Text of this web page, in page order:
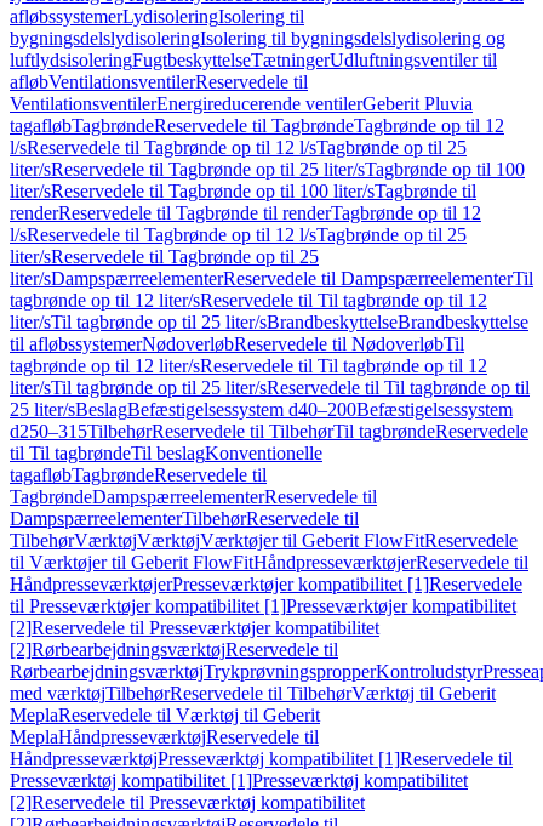
afløbssystemerLydisoleringIsolering til
bygningsdelslydisoleringIsolering til bygningsdelslydisolering og
luftlydsisoleringFugtbeskyttelseTætningerUdluftningsventiler til
afløbVentilationsventilerReservedele til
VentilationsventilerEnergireducerende ventilerGeberit Pluvia
tagafløbTagbrøndeReservedele til TagbrøndeTagbrønde op til 12
l/sReservedele til Tagbrønde op til 12 l/sTagbrønde op til 25
liter/sReservedele til Tagbrønde op til 25 liter/sTagbrønde op til 100
liter/sReservedele til Tagbrønde op til 100 liter/sTagbrønde til
renderReservedele til Tagbrønde til renderTagbrønde op til 12
l/sReservedele til Tagbrønde op til 12 l/sTagbrønde op til 25
liter/sReservedele til Tagbrønde op til 25
liter/sDampspærreelementerReservedele til DampspærreelementerTil
tagbrønde op til 12 liter/sReservedele til Til tagbrønde op til 12
liter/sTil tagbrønde op til 25 liter/sBrandbeskyttelseBrandbeskyttelse
til afløbssystemerNødoverløbReservedele til NødoverløbTil
tagbrønde op til 12 liter/sReservedele til Til tagbrønde op til 12
liter/sTil tagbrønde op til 25 liter/sReservedele til Til tagbrønde op til
25 liter/sBeslagBefæstigelsessystem d40–200Befæstigelsessystem
d250–315TilbehørReservedele til TilbehørTil tagbrøndeReservedele
til Til tagbrøndeTil beslagKonventionelle
tagafløbTagbrøndeReservedele til
TagbrøndeDampspærreelementerReservedele til
DampspærreelementerTilbehørReservedele til
TilbehørVærktøjVærktøjVærktøjer til Geberit FlowFitReservedele
til Værktøjer til Geberit FlowFitHåndpresseværktøjerReservedele til
HåndpresseværktøjerPresseværktøjer kompatibilitet [1]Reservedele
til Presseværktøjer kompatibilitet [1]Presseværktøjer kompatibilitet
[2]Reservedele til Presseværktøjer kompatibilitet
[2]RørbearbejdningsværktøjReservedele til
RørbearbejdningsværktøjTrykprøvningspropperKontroludstyr
med værktøjTilbehørReservedele til TilbehørVærktøj til Geberit
MeplaReservedele til Værktøj til Geberit
MeplaHåndpresseværktøjReservedele til
HåndpresseværktøjPresseværktøj kompatibilitet [1]Reservedele til
Presseværktøj kompatibilitet [1]Presseværktøj kompatibilitet
[2]Reservedele til Presseværktøj kompatibilitet